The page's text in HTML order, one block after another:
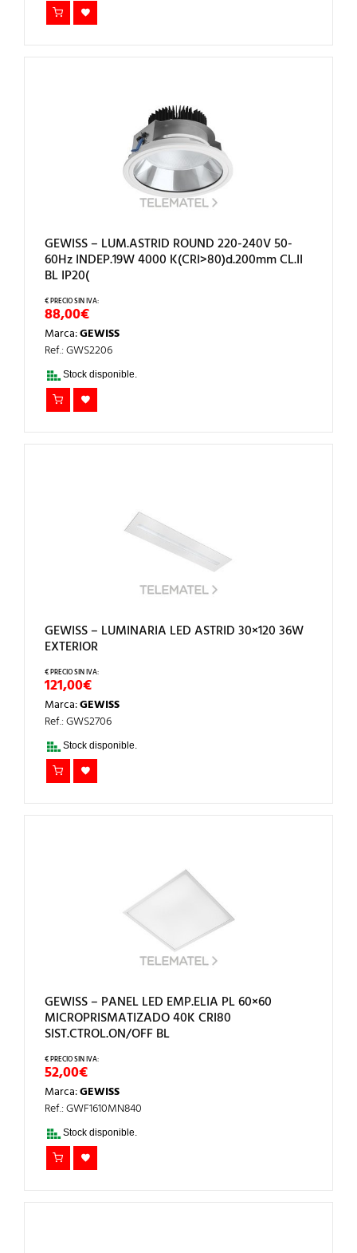
GEWISS – LUM.ASTRID ROUND 220-240V 50-
60Hz INDEP.19W 4000 K(CRI>80)d.200mm CL.II
BL IP20(
88,00€
Marca:GEWISS
Ref.: GWS2206
Stock disponible.
GEWISS – LUMINARIA LED ASTRID 30×120 36W
EXTERIOR
121,00€
Marca:GEWISS
Ref.: GWS2706
Stock disponible.
GEWISS – PANEL LED EMP.ELIA PL 60×60
MICROPRISMATIZADO 40K CRI80
SIST.CTROL.ON/OFF BL
52,00€
Marca:GEWISS
Ref.: GWF1610MN840
Stock disponible.